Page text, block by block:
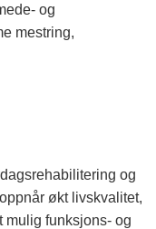
og
mestring,
og
økt livskvalitet,
mulig funksjons- og